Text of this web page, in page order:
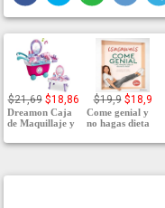
$21,69 $18,86
Dreamon Caja
de Maquillaje y
$19,9 $18,9
Come genial y
no hagas dieta